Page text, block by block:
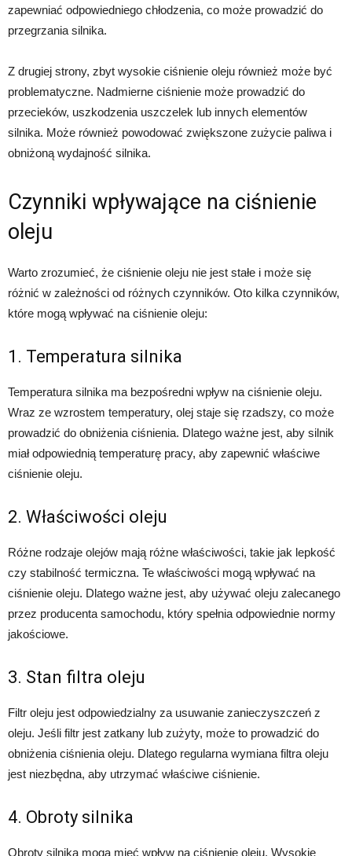
zapewniać odpowiedniego chłodzenia, co może prowadzić do
przegrzania silnika.
Z drugiej strony, zbyt wysokie ciśnienie oleju również może być
problematyczne. Nadmierne ciśnienie może prowadzić do
przecieków, uszkodzenia uszczelek lub innych elementów
silnika. Może również powodować zwiększone zużycie paliwa i
obniżoną wydajność silnika.
Czynniki wpływające na ciśnienie
oleju
Warto zrozumieć, że ciśnienie oleju nie jest stałe i może się
różnić w zależności od różnych czynników. Oto kilka czynników,
które mogą wpływać na ciśnienie oleju:
1. Temperatura silnika
Temperatura silnika ma bezpośredni wpływ na ciśnienie oleju.
Wraz ze wzrostem temperatury, olej staje się rzadszy, co może
prowadzić do obniżenia ciśnienia. Dlatego ważne jest, aby silnik
miał odpowiednią temperaturę pracy, aby zapewnić właściwe
ciśnienie oleju.
2. Właściwości oleju
Różne rodzaje olejów mają różne właściwości, takie jak lepkość
czy stabilność termiczna. Te właściwości mogą wpływać na
ciśnienie oleju. Dlatego ważne jest, aby używać oleju zalecanego
przez producenta samochodu, który spełnia odpowiednie normy
jakościowe.
3. Stan filtra oleju
Filtr oleju jest odpowiedzialny za usuwanie zanieczyszczeń z
oleju. Jeśli filtr jest zatkany lub zużyty, może to prowadzić do
obniżenia ciśnienia oleju. Dlatego regularna wymiana filtra oleju
jest niezbędna, aby utrzymać właściwe ciśnienie.
4. Obroty silnika
Obroty silnika mogą mieć wpływ na ciśnienie oleju. Wysokie